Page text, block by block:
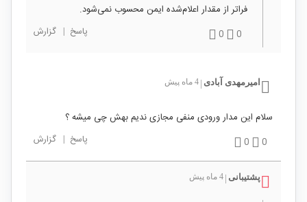
فراتر از مقدار اعلام‌شده ایمن محسوب نمی‌شود.
0
0 پاسخ | گزارش
امیرمهدی آبادی 4 ماه پیش
سلام این مدار ورودی منفی مجازی ندیم بهش چی میشه ؟
0
0 پاسخ | گزارش
پشتیبانی 4 ماه پیش